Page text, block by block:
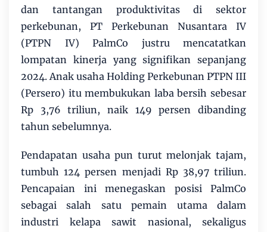
dan tantangan produktivitas di sektor
perkebunan, PT Perkebunan Nusantara IV
(PTPN IV) PalmCo justru mencatatkan
lompatan kinerja yang signifikan sepanjang
2024. Anak usaha Holding Perkebunan PTPN III
(Persero) itu membukukan laba bersih sebesar
Rp 3,76 triliun, naik 149 persen dibanding
tahun sebelumnya.
Pendapatan usaha pun turut melonjak tajam,
tumbuh 124 persen menjadi Rp 38,97 triliun.
Pencapaian ini menegaskan posisi PalmCo
sebagai salah satu pemain utama dalam
industri kelapa sawit nasional, sekaligus